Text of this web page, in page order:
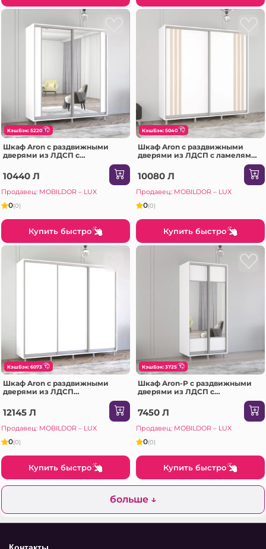
КэшБэк: 5220
Шкаф Aron с раздвижными
дверями из ЛДСП с
(210x60x230H см) Белый
Бриллиант
10440 Л
Продавец: MOBILDOR – LUX
0(0)
Купить быстро
КэшБэк: 5040
Шкаф Aron с раздвижными
дверями из ЛДСП с ламелями
10080 Л
Продавец: MOBILDOR – LUX
0(0)
Купить быстро
КэшБэк: 6073
Шкаф Aron с раздвижными
дверями из ЛДСП
12145 Л
Продавец: MOBILDOR – LUX
0(0)
Купить быстро
КэшБэк: 3725
Шкаф Aron-P с раздвижными
дверями из ЛДСП с
(100x60x200H см) Белый
блестящий
7450 Л
Продавец: MOBILDOR – LUX
0(0)
Купить быстро
больше ↓